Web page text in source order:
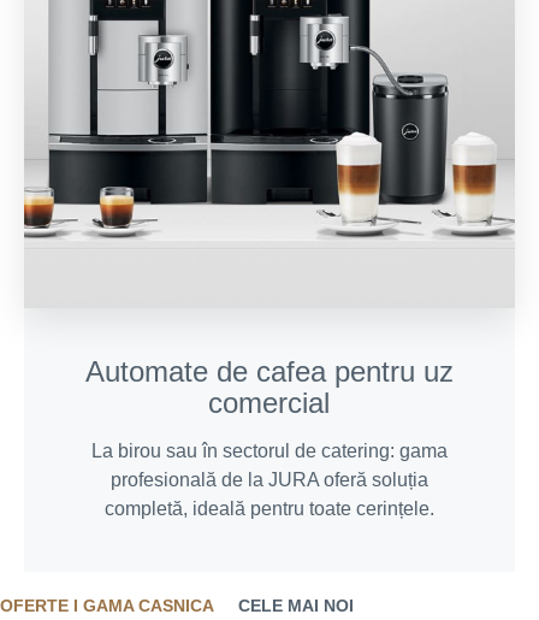
Automate de cafea pentru uz
comercial
La birou sau în sectorul de catering: gama
profesională de la JURA oferă soluția
completă, ideală pentru toate cerințele.
OFERTE I GAMA CASNICA CELE MAI NOI